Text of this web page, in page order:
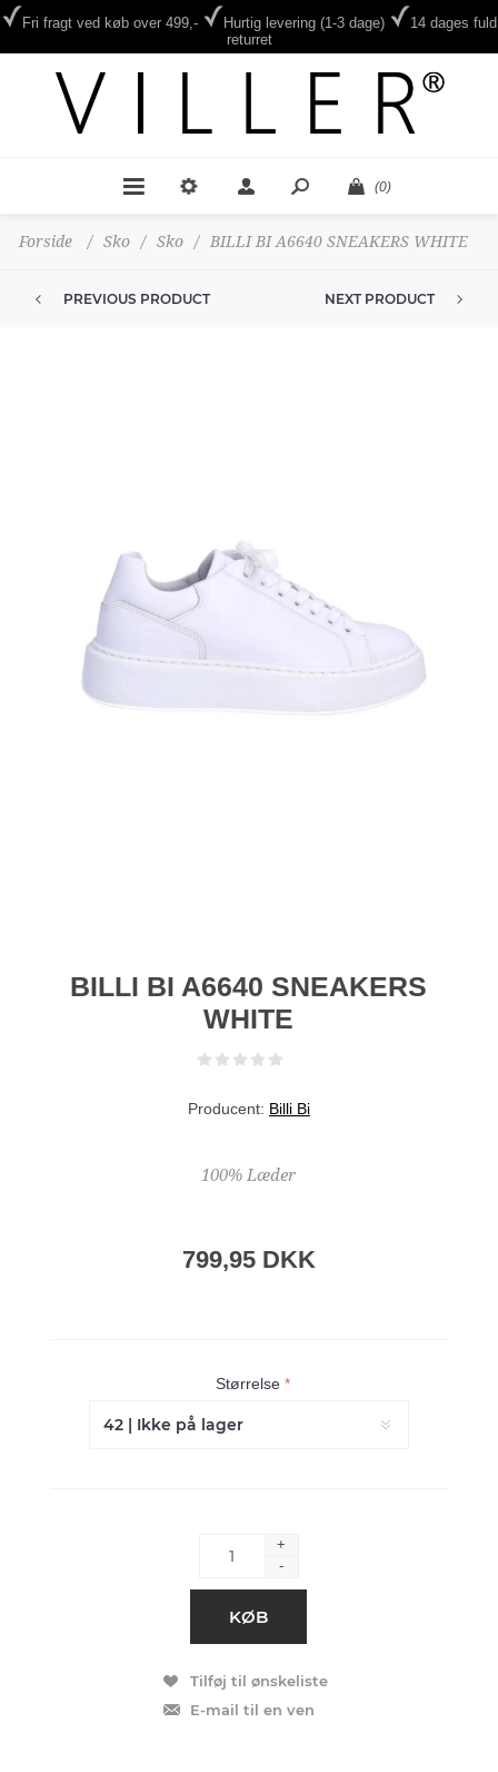
Fri fragt ved køb over 499,- Hurtig levering (1-3 dage)
14 dages fuld
returret
(0)
Forside / Sko / Sko / BILLI BI A6640 SNEAKERS WHITE
PREVIOUS PRODUCT NEXT PRODUCT
BILLI BI A6640 SNEAKERS
WHITE
Producent: Billi Bi
100% Læder
799,95 DKK
Størrelse*
+
-